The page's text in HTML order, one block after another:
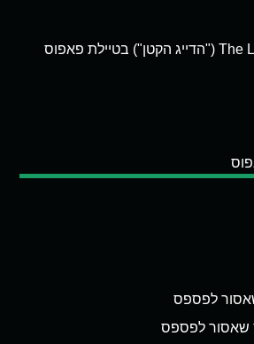
לפספס
שאסור לפספס